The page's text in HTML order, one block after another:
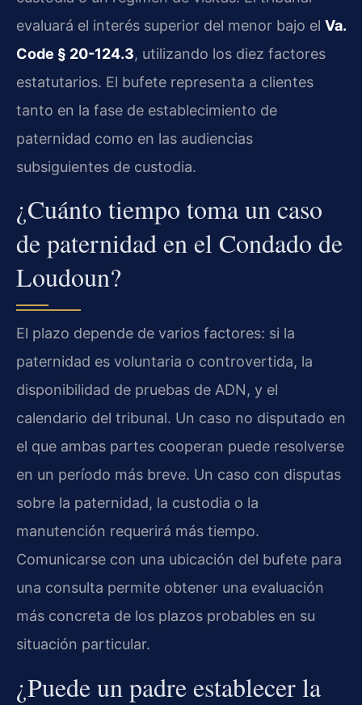
evaluará el interés superior del menor bajo el Va.
Code § 20-124.3, utilizando los diez factores
estatutarios. El bufete representa a clientes
tanto en la fase de establecimiento de
paternidad como en las audiencias
subsiguientes de custodia.
¿Cuánto tiempo toma un caso
de paternidad en el Condado de
Loudoun?
El plazo depende de varios factores: si la
paternidad es voluntaria o controvertida, la
disponibilidad de pruebas de ADN, y el
calendario del tribunal. Un caso no disputado en
el que ambas partes cooperan puede resolverse
en un período más breve. Un caso con disputas
sobre la paternidad, la custodia o la
manutención requerirá más tiempo.
Comunicarse con una ubicación del bufete para
una consulta permite obtener una evaluación
más concreta de los plazos probables en su
situación particular.
¿Puede un padre establecer la